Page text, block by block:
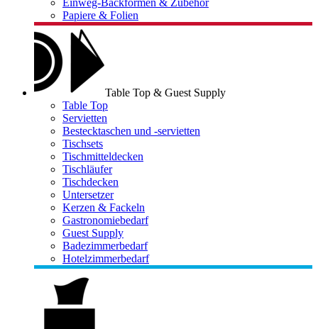
Einweg-Backformen & Zubehör
Papiere & Folien
Table Top & Guest Supply
Table Top
Servietten
Bestecktaschen und -servietten
Tischsets
Tischmitteldecken
Tischläufer
Tischdecken
Untersetzer
Kerzen & Fackeln
Gastronomiebedarf
Guest Supply
Badezimmerbedarf
Hotelzimmerbedarf